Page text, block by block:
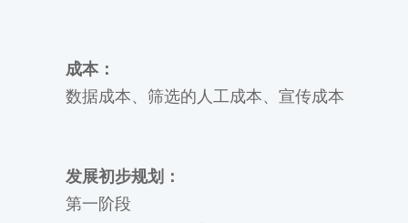
成本：
数据成本、筛选的人工成本、宣传成本
发展初步规划：
第一阶段